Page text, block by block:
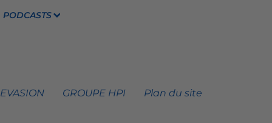
PODCASTS
GROUPE HPI Plan du site